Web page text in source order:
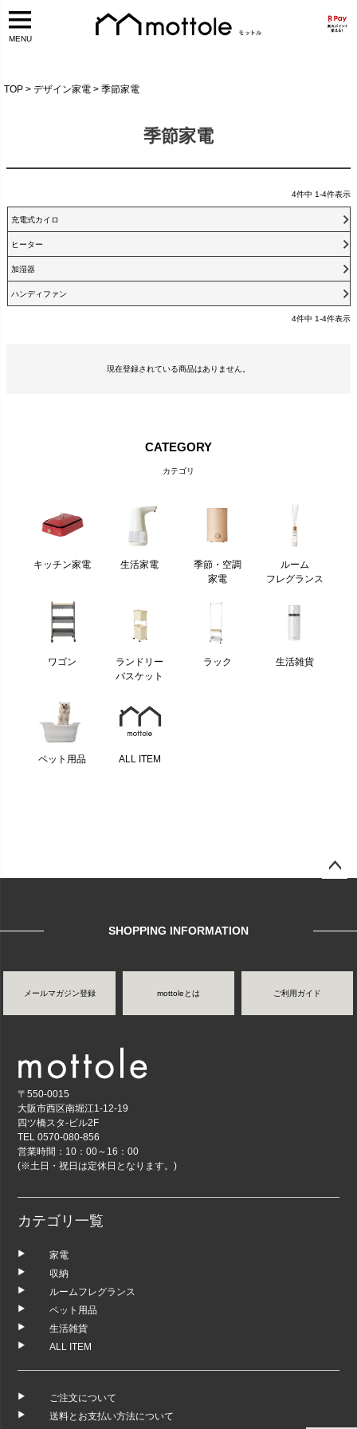
MENU
TOP デザイン家電 季節家電
季節家電
4件中 1-4件表示
充電式カイロ
ヒーター
加湿器
ハンディファン
4件中 1-4件表示
現在登録されている商品はありません。
CATEGORY
カテゴリ
キッチン家電 生活家電
季節・空調
家電
ルーム
フレグランス
ワゴン
ランドリー
バスケット
ラック 生活雑貨
ペット用品 ALL ITEM
SHOPPING INFORMATION
メールマガジン登録 mottoleとは ご利用ガイド
〒550-0015
大阪市西区南堀江1-12-19
四ツ橋スタ-ビル2F
TEL 0570-080-856
営業時間：10：00～16：00
(※土日・祝日は定休日となります。)
カテゴリ一覧
家電
収納
ルームフレグランス
ペット用品
生活雑貨
ALL ITEM
ご注文について
送料とお支払い方法について